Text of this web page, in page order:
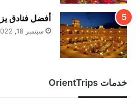
أفضل فنادق
سبتمبر 18, 2022
خدمات OrientTrips